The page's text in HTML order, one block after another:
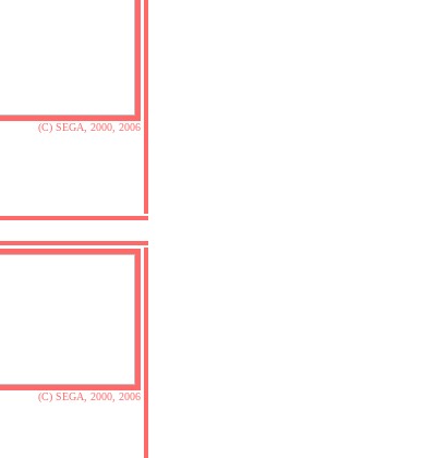
(C) SEGA, 2000, 2006
(C) SEGA, 2000, 2006